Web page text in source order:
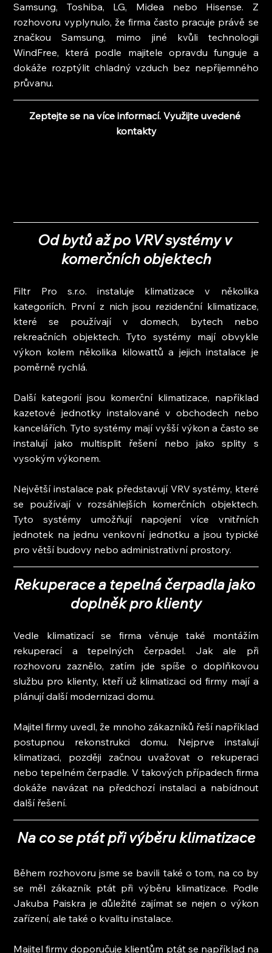
Samsung, Toshiba, LG, Midea nebo Hisense. Z
rozhovoru vyplynulo, že firma často pracuje právě se
značkou Samsung, mimo jiné kvůli technologii
WindFree, která podle majitele opravdu funguje a
dokáže rozptýlit chladný vzduch bez nepříjemného
průvanu.
Zeptejte se na více informací. Využijte uvedené
kontakty
Od bytů až po VRV systémy v
komerčních objektech
Filtr Pro s.r.o. instaluje klimatizace v několika
kategoriích. První z nich jsou rezidenční klimatizace,
které se používají v domech, bytech nebo
rekreačních objektech. Tyto systémy mají obvykle
výkon kolem několika kilowattů a jejich instalace je
poměrně rychlá.
Další kategorií jsou komerční klimatizace, například
kazetové jednotky instalované v obchodech nebo
kancelářích. Tyto systémy mají vyšší výkon a často se
instalují jako multisplit řešení nebo jako splity s
vysokým výkonem.
Největší instalace pak představují VRV systémy, které
se používají v rozsáhlejších komerčních objektech.
Tyto systémy umožňují napojení více vnitřních
jednotek na jednu venkovní jednotku a jsou typické
pro větší budovy nebo administrativní prostory.
Rekuperace a tepelná čerpadla jako
doplněk pro klienty
Vedle klimatizací se firma věnuje také montážím
rekuperací a tepelných čerpadel. Jak ale při
rozhovoru zaznělo, zatím jde spíše o doplňkovou
službu pro klienty, kteří už klimatizaci od firmy mají a
plánují další modernizaci domu.
Majitel firmy uvedl, že mnoho zákazníků řeší například
postupnou rekonstrukci domu. Nejprve instalují
klimatizaci, později začnou uvažovat o rekuperaci
nebo tepelném čerpadle. V takových případech firma
dokáže navázat na předchozí instalaci a nabídnout
další řešení.
Na co se ptát při výběru klimatizace
Během rozhovoru jsme se bavili také o tom, na co by
se měl zákazník ptát při výběru klimatizace. Podle
Jakuba Paiskra je důležité zajímat se nejen o výkon
zařízení, ale také o kvalitu instalace.
Majitel firmy doporučuje klientům ptát se například na